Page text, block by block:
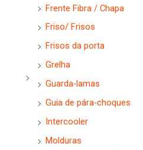
Frente Fibra / Chapa
Friso/ Frisos
Frisos da porta
Grelha
Guarda-lamas
Guia de pára-choques
Intercooler
Molduras